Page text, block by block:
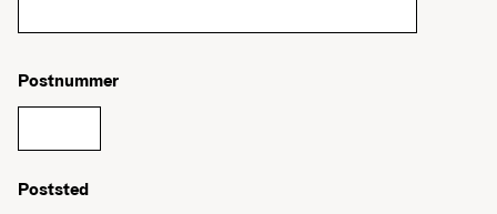
Postnummer
Poststed